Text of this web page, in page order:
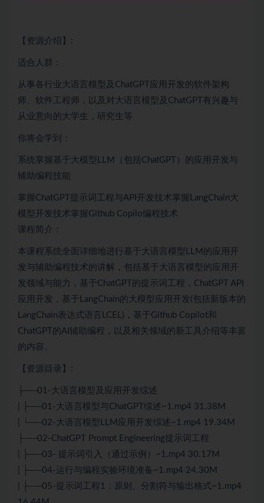
【资源介绍】:
适合人群：
从事各行业大语言模型及 ChatGPT 应用开发的软件架构
师、软件工程师，以及对大语言模型及 ChatGPT 有兴趣与
从业意向的大学生，研究生等
你将会学到：
系统掌握基于大模型LLM（包括ChatGPT）的应用开发与
辅助编程技能
掌握ChatGPT提示词工程与API开发技术掌握LangChain大
模型开发技术掌握Github Copilo编程技术
课程简介：
本课程系统全面详细地进行基于大语言模型LLM的应用开
发与辅助编程技术的讲解，包括基于大语言模型的应用开
发领域与能力，基于ChatGPT的提示词工程，ChatGPT API
应用开发，基于LangChain的大模型应用开发(包括新版本的
LangChain表达式语言LCEL)，基于Github Copilot和
ChatGPT的 AI 辅助编程，以及相关领域的新工具介绍等丰富
的内容。
【资源目录】:
├──01-大语言模型及应用开发综述
| ├──01-大语言模型与ChatGPT综述~1.mp4 31.38M
| └──02-大语言模型LLM应用开发综述~1.mp4 19.34M
├──02-ChatGPT Prompt Engineering提示词工程
| ├──03- 提示词引入（通过示例）~1.mp4 30.17M
| ├──04-运行与编程实验环境准备~1.mp4 24.30M
| ├──05-提示词工程1：原则、分割符与输出格式~1.mp4